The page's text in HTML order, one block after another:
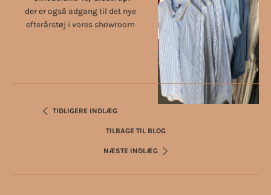
der er også adgang til det nye
efterårstøj i vores showroom
TIDLIGERE INDLÆG
TILBAGE TIL BLOG
NÆSTE INDLÆG